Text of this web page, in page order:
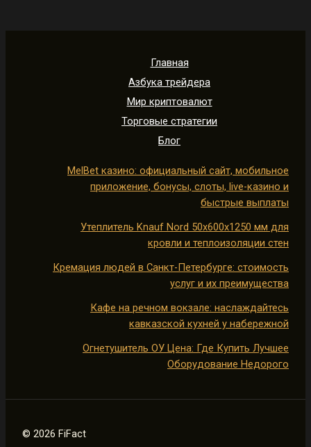
Главная
Азбука трейдера
Мир криптовалют
Торговые стратегии
Блог
MelBet казино: официальный сайт, мобильное
приложение, бонусы, слоты, live-казино и
быстрые выплаты
Утеплитель Knauf Nord 50х600х1250 мм для
кровли и теплоизоляции стен
Кремация людей в Санкт-Петербурге: стоимость
услуг и их преимущества
Кафе на речном вокзале: наслаждайтесь
кавказской кухней у набережной
Огнетушитель ОУ Цена: Где Купить Лучшее
Оборудование Недорого
© 2026 FiFact